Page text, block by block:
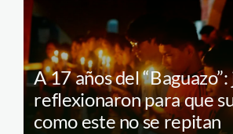
A 17 años del
reflexionaron para que
como este no se repitan